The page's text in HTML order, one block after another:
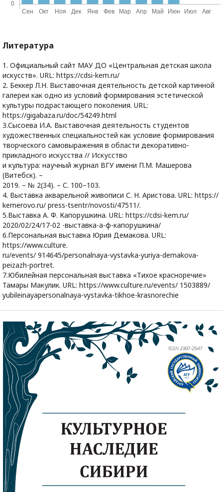
Литература
1. Официальный сайт МАУ ДО «Центральная детская школа
искусств». URL: https://cdsi-kem.ru/
2. Беккер Л.Н. Выставочная деятельность детской картинной
галереи как одно из условий формирования эстетической
культуры подрастающего поколения. URL:
https://gigabaza.ru/doc/54249.html
3.Сысоева И.А. Выставочная деятельность студентов
художественных специальностей как условие формирования
творческого самовыражения в области декоративно-
прикладного искусства // Искусство
и культура: научный журнал ВГУ имени П.М. Машерова
(Витебск). –
2019. – № 2(34). – С. 100–103.
4. Выставка акварельной живописи С. Н. Аристова. URL: https://
kemerovo.ru/ press-tsentr/novosti/47511/.
5.Выставка А. Ф. Капорушкина. URL: https://cdsi-kem.ru/
2020/02/24/17-02 -выставка-а-ф-капорушкина/
6.Персональная выставка Юрия Демакова. URL:
https://www.culture.
ru/events/ 914645/personalnaya-vystavka-yuriya-demakova-
peizazh-portret.
7.Юбилейная персональная выставка «Тихое красноречие»
Тамары Макулик. URL: https://www.culture.ru/events/ 1503889/
yubileinayapersonalnaya-vystavka-tikhoe-krasnorechie